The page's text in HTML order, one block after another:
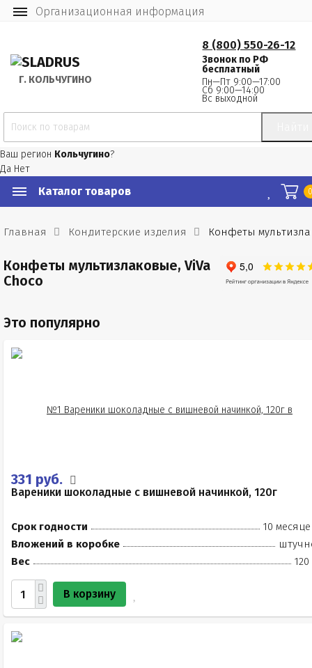
Организационная информация
Г. КОЛЬЧУГИНО
8 (800) 550-26-12
Звонок по РФ
бесплатный
Пн—Пт 9:00—17:00
Сб 9:00—14:00
Вс выходной
Ваш регион Кольчугино?
Да Нет
Каталог товаров
Главная Кондитерские изделия Конфеты
Конфеты мультизлаковые, ViVa
Choco
Это популярно
331 руб.
Вареники шоколадные с вишневой начинкой, 120г
Срок годности
10
Вложений в коробке
Вес
120
В корзину